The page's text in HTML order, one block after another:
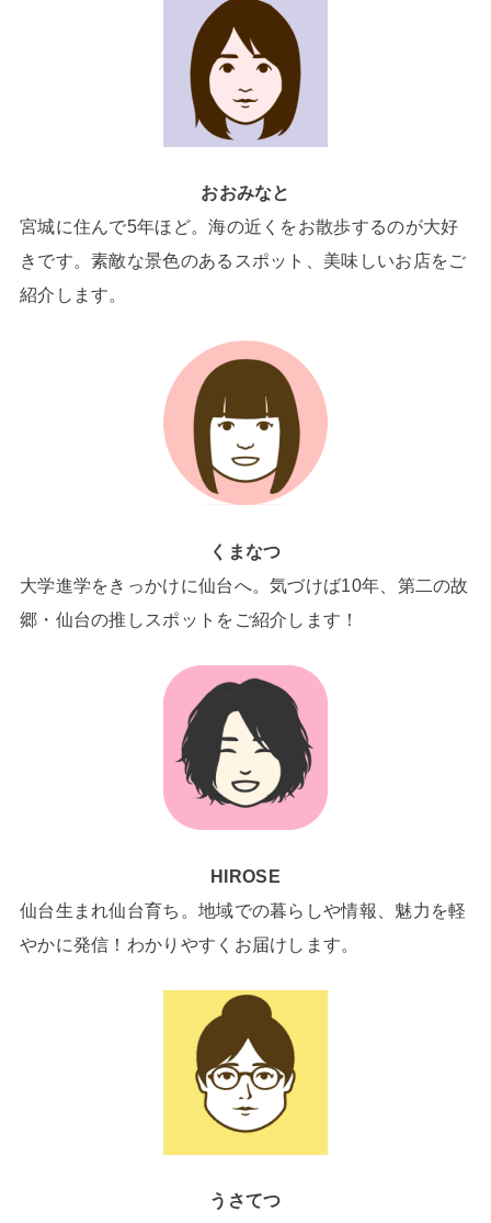
おおみなと
宮城に住んで5年ほど。海の近くをお散歩するのが大好
きです。素敵な景色のあるスポット、美味しいお店をご
紹介します。
くまなつ
大学進学をきっかけに仙台へ。気づけば10年、第二の故
郷・仙台の推しスポットをご紹介します！
HIROSE
仙台生まれ仙台育ち。地域での暮らしや情報、魅力を軽
やかに発信！わかりやすくお届けします。
うさてつ